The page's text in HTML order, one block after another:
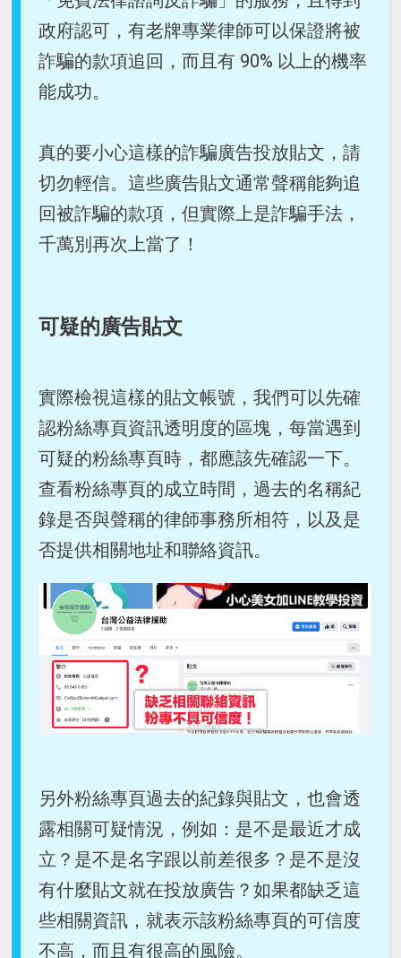
政府認可，有老牌專業律師可以保證將被
詐騙的款項追回，而且有 90% 以上的機率
能成功。
真的要小心這樣的詐騙廣告投放貼文，請
切勿輕信。這些廣告貼文通常聲稱能夠追
回被詐騙的款項，但實際上是詐騙手法，
千萬別再次上當了！
可疑的廣告貼文
實際檢視這樣的貼文帳號，我們可以先確
認粉絲專頁資訊透明度的區塊，每當遇到
可疑的粉絲專頁時，都應該先確認一下。
查看粉絲專頁的成立時間，過去的名稱紀
錄是否與聲稱的律師事務所相符，以及是
否提供相關地址和聯絡資訊。
另外粉絲專頁過去的紀錄與貼文，也會透
露相關可疑情況，例如：是不是最近才成
立？是不是名字跟以前差很多？是不是沒
有什麼貼文就在投放廣告？如果都缺乏這
些相關資訊，就表示該粉絲專頁的可信度
不高，而且有很高的風險。